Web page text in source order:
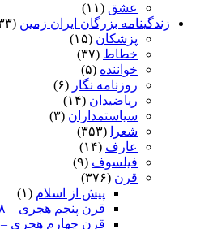
عشق (۱۱)
زندگینامه بزرگان ایران زمین (۴۳۳)
پزشکان (۱۵)
خطاط (۳۷)
خواننده (۵)
روزنامه نگار (۶)
ریاضیدان (۱۴)
سیاستمداران (۳)
شعرا
(۳۵۳)
عارف (۱۴)
فیلسوف (۹)
قرن (۳۷۶)
پیش از اسلام (۱)
قرن پنجم هجری – ۳۸۸ الی ۴۸۵ شمسی
قرن چهارم هجری – ۲۹۱ الی ۳۸۸ شمسی